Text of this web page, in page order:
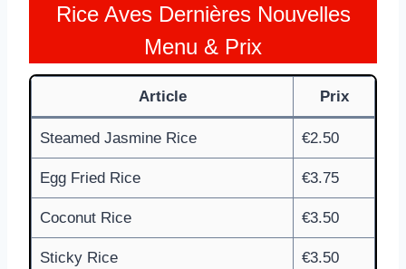
Rice Aves Dernières Nouvelles
Menu & Prix
Article Prix
Steamed Jasmine Rice €2.50
Egg Fried Rice €3.75
Coconut Rice €3.50
Sticky Rice €3.50